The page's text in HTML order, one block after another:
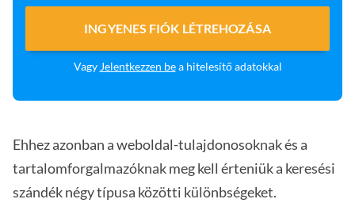
INGYENES FIÓK LÉTREHOZÁSA
Vagy Jelentkezzen bea hitelesítő adatokkal
Ehhez azonban a weboldal-tulajdonosoknak és a
tartalomforgalmazóknak meg kell érteniük a keresési
szándék négy típusa közötti különbségeket.